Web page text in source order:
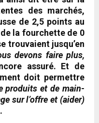
des marchés,
de 2,5 points au
la fourchette de 0
trouvaient jusqu’en
devons faire plus,
assuré. Et de
doit permettre
produits et de main-
sur l’offre et (aider)